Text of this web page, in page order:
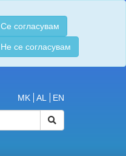
Се согласувам
Не се согласувам
MK AL EN